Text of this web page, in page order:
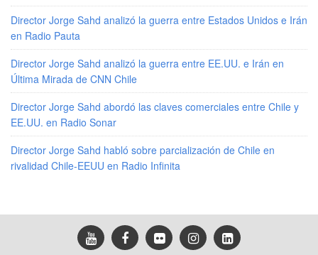
Director Jorge Sahd analizó la guerra entre Estados Unidos e Irán
en Radio Pauta
Director Jorge Sahd analizó la guerra entre EE.UU. e Irán en
Última Mirada de CNN Chile
Director Jorge Sahd abordó las claves comerciales entre Chile y
EE.UU. en Radio Sonar
Director Jorge Sahd habló sobre parcialización de Chile en
rivalidad Chile-EEUU en Radio Infinita